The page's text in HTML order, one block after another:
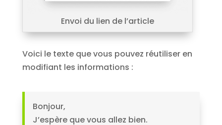
Envoi du lien de l’article
Voici le texte que vous pouvez réutiliser en
modifiant les informations :
Bonjour,
J’espère que vous allez bien.